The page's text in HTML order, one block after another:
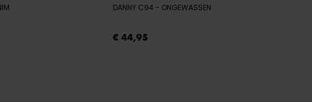
DANNY C94 - ONGEWASSEN
€ 44,95